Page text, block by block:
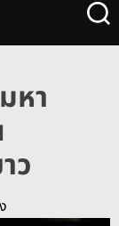
S
หา
ว